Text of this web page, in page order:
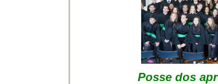
Posse dos